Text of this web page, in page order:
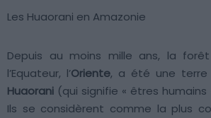
Les Huaorani en Amazonie
Depuis au moins mille ans, la
l’Equateur, l’Oriente, a été une terre
Huaorani (qui signifie « êtres humains
Ils se considèrent comme la plus